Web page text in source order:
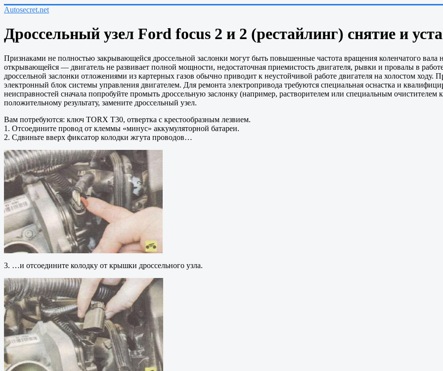
Autosecret.net
Дроссельный узел Ford focus 2 и 2 (рестайлинг) снятие и
Признаками не полностью закрывающейся дроссельной заслонки могут быть повышенные частота вращения коленчатого вала
открывающейся — двигатель не развивает полной мощности, недостаточная приемистость двигателя, рывки и провалы в
дроссельной заслонки отложениями из картерных газов обычно приводит к неустойчивой работе двигателя на холостом ходу.
электронный блок системы управления двигателем. Для ремонта электропривода требуются специальная оснастка и
неисправностей сначала попробуйте промыть дроссельную заслонку (например, растворителем или специальным очистителем
положительному результату, замените дроссельный узел.
Вам потребуются: ключ TORX Т30, отвертка с крестообразным лезвием.
1. Отсоедините провод от клеммы «минус» аккумуляторной батареи.
2. Сдвиньте вверх фиксатор колодки жгута проводов…
3. …и отсоедините колодку от крышки дроссельного узла.